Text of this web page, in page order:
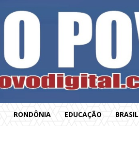
RONDÔNIA EDUCAÇÃO BRASIL